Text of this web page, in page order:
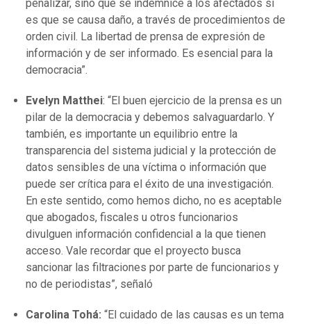
penalizar, sino que se indemnice a los afectados si
es que se causa daño, a través de procedimientos de
orden civil. La libertad de prensa de expresión de
información y de ser informado. Es esencial para la
democracia”.
Evelyn Matthei: “El buen ejercicio de la prensa es un
pilar de la democracia y debemos salvaguardarlo. Y
también, es importante un equilibrio entre la
transparencia del sistema judicial y la protección de
datos sensibles de una víctima o información que
puede ser crítica para el éxito de una investigación.
En este sentido, como hemos dicho, no es aceptable
que abogados, fiscales u otros funcionarios
divulguen información confidencial a la que tienen
acceso. Vale recordar que el proyecto busca
sancionar las filtraciones por parte de funcionarios y
no de periodistas”, señaló
Carolina Tohá: “El cuidado de las causas es un tema